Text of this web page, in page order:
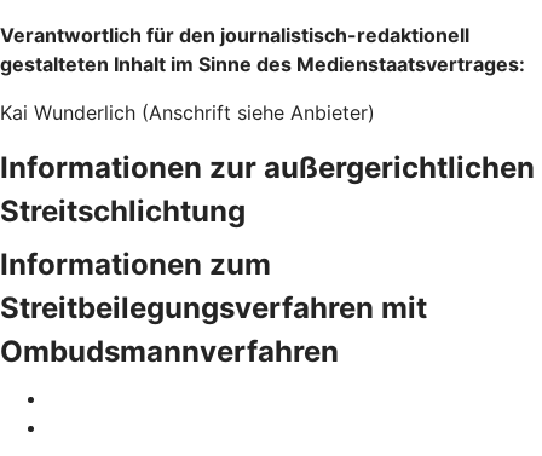
Verantwortlich für den journalistisch-redaktionell
gestalteten Inhalt im Sinne des Medienstaatsvertrages:
Kai Wunderlich (Anschrift siehe Anbieter)
Informationen zur außergerichtlichen
Streitschlichtung
Informationen zum
Streitbeilegungsverfahren mit
Ombudsmannverfahren